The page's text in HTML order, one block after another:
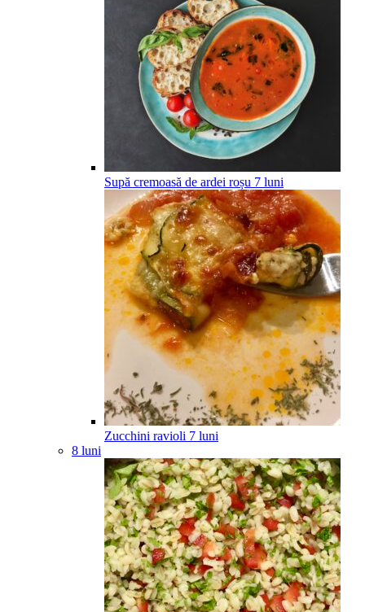
Supă cremoasă de ardei roșu 7 luni
Zucchini ravioli 7 luni
8 luni